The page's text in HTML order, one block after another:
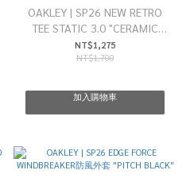
OAKLEY | SP26 NEW RETRO
TEE STATIC 3.0 "CERAMIC
WHITE"
NT$1,275
NT$1,700
加入購物車